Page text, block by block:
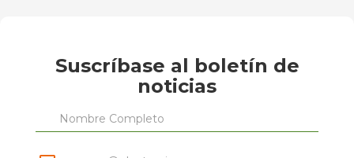
Suscríbase al boletín de
noticias